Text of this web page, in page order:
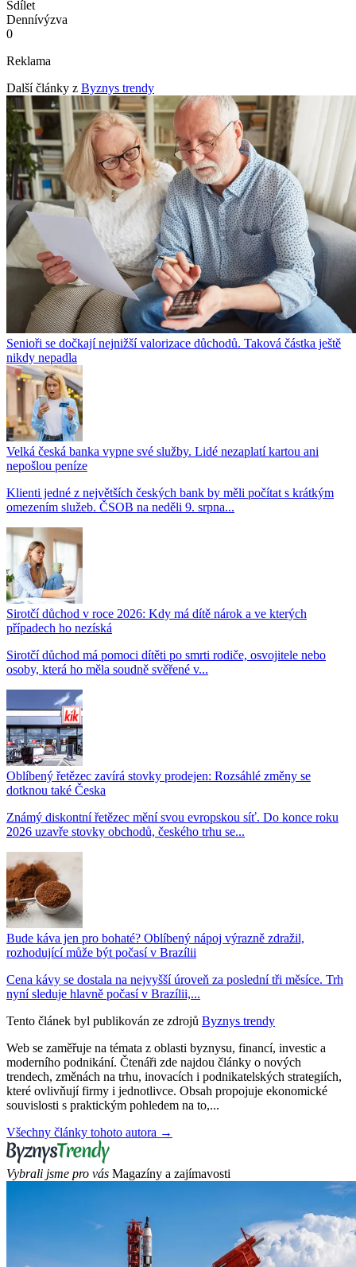
Sdílet
Dennívýzva
0
Reklama
Další články z Byznys trendy
Senioři se dočkají nejnižší valorizace důchodů. Taková částka ještě
nikdy nepadla
Velká česká banka vypne své služby. Lidé nezaplatí kartou ani
nepošlou peníze
Klienti jedné z největších českých bank by měli počítat s krátkým
omezením služeb. ČSOB na neděli 9. srpna...
Sirotčí důchod v roce 2026: Kdy má dítě nárok a ve kterých
případech ho nezíská
Sirotčí důchod má pomoci dítěti po smrti rodiče, osvojitele nebo
osoby, která ho měla soudně svěřené v...
Oblíbený řetězec zavírá stovky prodejen: Rozsáhlé změny se
dotknou také Česka
Známý diskontní řetězec mění svou evropskou síť. Do konce roku
2026 uzavře stovky obchodů, českého trhu se...
Bude káva jen pro bohaté? Oblíbený nápoj výrazně zdražil,
rozhodující může být počasí v Brazílii
Cena kávy se dostala na nejvyšší úroveň za poslední tři měsíce. Trh
nyní sleduje hlavně počasí v Brazílii,...
Tento článek byl publikován ze zdrojů Byznys trendy
Web se zaměřuje na témata z oblasti byznysu, financí, investic a
moderního podnikání. Čtenáři zde najdou články o nových
trendech, změnách na trhu, inovacích i podnikatelských strategiích,
které ovlivňují firmy i jednotlivce. Obsah propojuje ekonomické
souvislosti s praktickým pohledem na to,...
Všechny články tohoto autora →
Vybrali jsme pro vás Magazíny a zajímavosti